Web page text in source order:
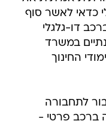
כדאי לאשר סוף
דו-גלגלי
במשרד
החינוך
לתחבורה
ברכב פרטי -